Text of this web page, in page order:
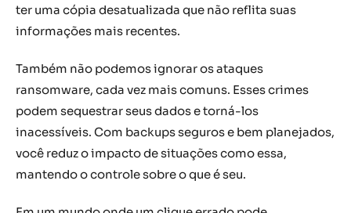
ter uma cópia desatualizada que não reflita suas
informações mais recentes.
Também não podemos ignorar os ataques
ransomware, cada vez mais comuns. Esses crimes
podem sequestrar seus dados e torná-los
inacessíveis. Com backups seguros e bem planejados,
você reduz o impacto de situações como essa,
mantendo o controle sobre o que é seu.